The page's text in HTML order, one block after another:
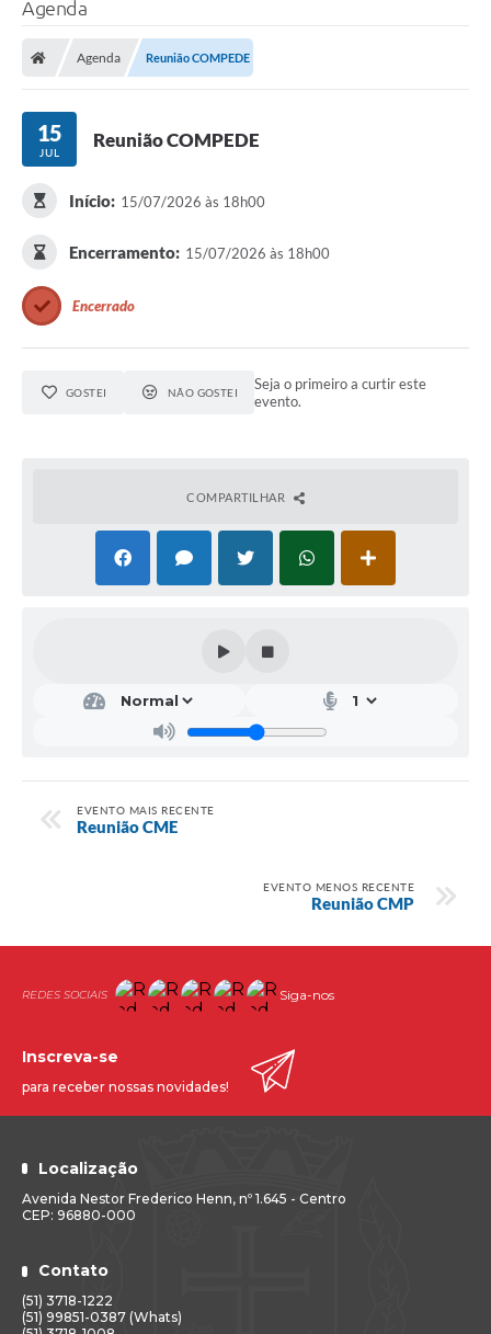
Agenda
Agenda Reunião COMPEDE
15
JUL
Reunião COMPEDE
Início: 15/07/2026 às 18h00
Encerramento: 15/07/2026 às 18h00
Encerrado
GOSTEI NÃO GOSTEI
Seja o primeiro a curtir este
evento.
COMPARTILHAR
EVENTO MAIS RECENTE
Reunião CME
EVENTO MENOS RECENTE
Reunião CMP
Siga-nos
Localização
Avenida Nestor Frederico Henn, nº 1.645 - Centro
CEP: 96880-000
Contato
(51) 3718-1222
(51) 99851-0387 (Whats)
Inscreva-se
para receber nossas novidades!